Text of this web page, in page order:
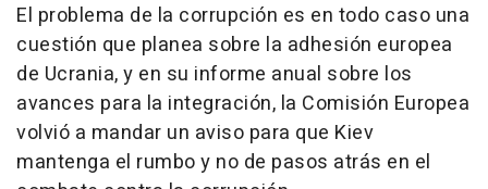
El problema de la corrupción es en todo caso una
cuestión que planea sobre la adhesión europea
de Ucrania, y en su informe anual sobre los
avances para la integración, la Comisión Europea
volvió a mandar un aviso para que Kiev
mantenga el rumbo y no de pasos atrás en el